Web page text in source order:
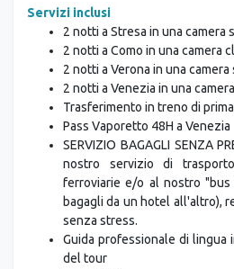
stazione ferroviaria. Grazie e
Servizi inclusi
2 notti a Stresa in una camera
2 notti a Como in una camera
2 notti a Verona in una camera
2 notti a Venezia in una camera
Trasferimento in treno di
Pass Vaporetto 48H a Venezia
SERVIZIO BAGAGLI SENZA
nostro servizio di
ferroviarie e/o al nostro "bus
bagagli da un hotel all'altro),
senza stress.